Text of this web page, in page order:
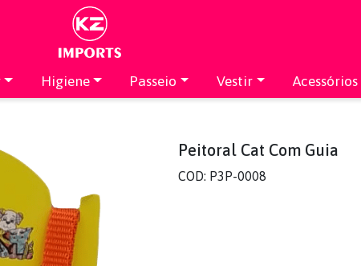
Higiene Passeio Vestir Acessórios
Peitoral Cat Com Guia
COD: P3P-0008